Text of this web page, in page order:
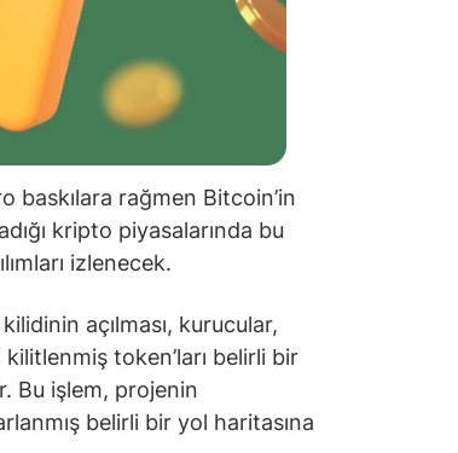
baskılara rağmen Bitcoin’in
kripto piyasalarında bu
izlenecek.
açılması, kurucular,
token’ları belirli bir
Bu işlem, projenin
belirli bir yol haritasına